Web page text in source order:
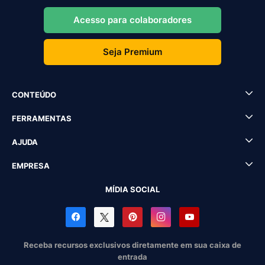
Acesso para colaboradores
Seja Premium
CONTEÚDO
FERRAMENTAS
AJUDA
EMPRESA
MÍDIA SOCIAL
Receba recursos exclusivos diretamente em sua caixa de
entrada